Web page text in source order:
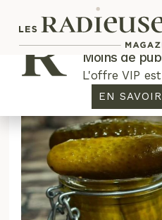
Plus de
Moins de
L'offre VIP
EN